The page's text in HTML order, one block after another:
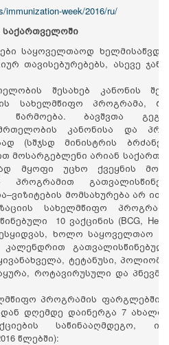
immunization-week/2016/ru/
საქართველოში
საყოველთაოდ
თავისებურებებს, ასევე
შესახებ კანონის
სახელმწიფო პროგრამა,
წარმოება. ბავშვთა
კანონისა და
(სშჯსდ მინისტრის ბრძანება
მოსარგებლენი არიან
მყოფი უცხო ქვეყნის
პროგრამით
მომსახურება არ
სახელმწიფო
10 ვაქცინის (BCG, Hep B
შესყიდვას, ხოლო საყოველთაო
ტეტანუსი,
როტავირუსული და
პროგრამის ფარგლებში
დღემდე დაინერგა 7 ახალი
საწინააღმდეგო,
წლებში):